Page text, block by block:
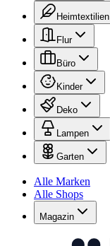
Heimtextilien
Flur
Büro
Kinder
Deko
Lampen
Garten
Alle Marken
Alle Shops
Magazin